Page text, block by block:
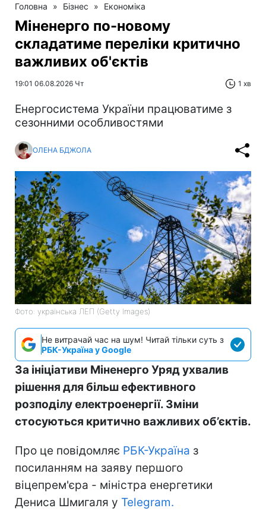
Головна » Бізнес » Економіка
Міненерго по-новому
складатиме переліки критично
важливих об'єктів
19:01 06.08.2026 Чт 1 хв
Енергосистема України працюватиме з
сезонними особливостями
ОЛЕНА БДЖОЛА
Фото: українська ЛЕП (Getty Images)
Не витрачай час на шум! Читай тільки суть з
РБК-Україна у Google
За ініціативи Міненерго Уряд ухвалив
рішення для більш ефективного
розподілу електроенергії. Зміни
стосуються критично важливих об’єктів.
Про це повідомляє РБК-Україна з
посиланням на заяву першого
віцепрем'єра - міністра енергетики
Дениса Шмигаля у Telegram.